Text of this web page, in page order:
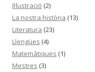
Il·lustració (2)
La nostra història (13)
Literatura (23)
Llengües (4)
Matemàtiques (1)
Mestres (3)